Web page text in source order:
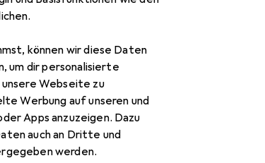
können wir diese Daten
um dir personalisierte
Webseite zu
Werbung auf unseren und
Apps anzuzeigen. Dazu
auch an Dritte und
werden.